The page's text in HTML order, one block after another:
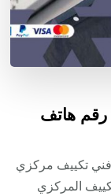
العيون / 98025055 / رقم هاتف
تكييف مركزي
المركزي